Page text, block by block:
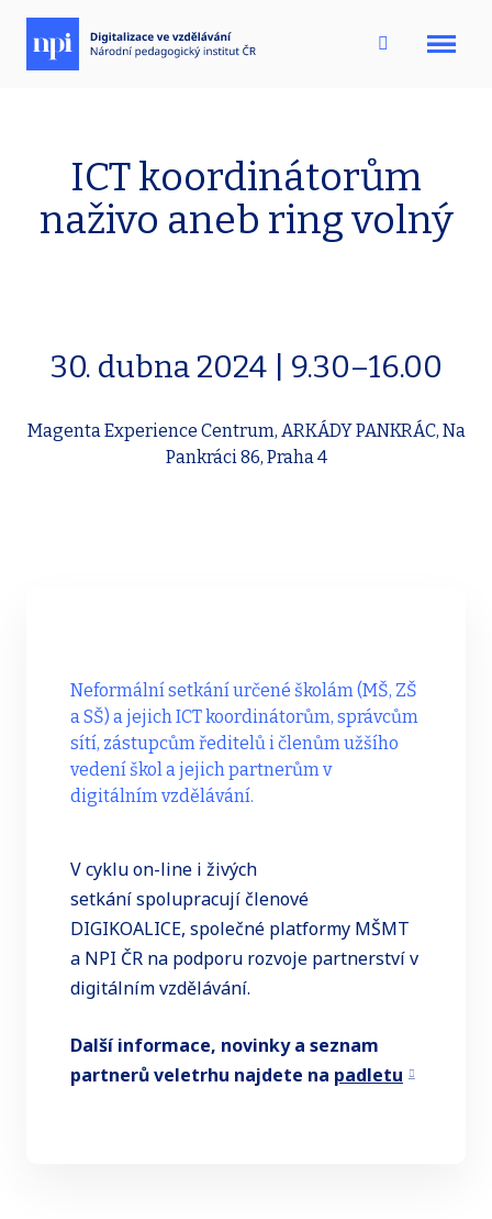
Menu
ICT koordinátorům
naživo aneb ring volný
30. dubna 2024 | 9.30–⁠⁠⁠⁠⁠⁠⁠⁠⁠16.00
Magenta Experience Centrum, ARKÁDY PANKRÁC, Na
Pankráci 86, Praha 4
Neformální setkání určené školám (MŠ, ZŠ
a SŠ) a jejich ICT koordinátorům, správcům
sítí, zástupcům ředitelů i členům užšího
vedení škol a jejich partnerům v
digitálním vzdělávání.
V cyklu on-line i živých
setkání spolupracují členové
DIGIKOALICE, společné platformy MŠMT
a NPI ČR na podporu rozvoje partnerství v
digitálním vzdělávání.
Další informace, novinky a seznam
partnerů veletrhu najdete na padletu